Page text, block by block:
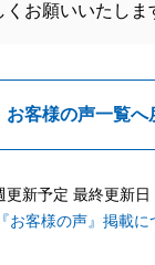
お願いいたしま
お客様の声一覧へ
更新予定 最終更新日
『お客様の声』掲載に